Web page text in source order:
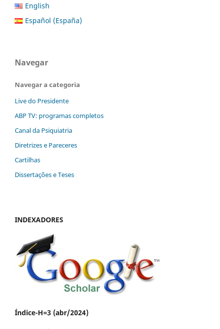
English
Español (España)
Navegar
Navegar a categoria
Live do Presidente
ABP TV: programas completos
Canal da Psiquiatria
Diretrizes e Pareceres
Cartilhas
Dissertações e Teses
INDEXADORES
Índice-H=3 (abr/2024)